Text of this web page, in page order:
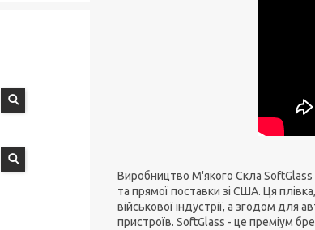
Виробництво М'якого Скла SoftGlass
та прямої поставки зі США. Ця
військової індустрії, а згодом для
пристроїв. SoftGlass - це преміум